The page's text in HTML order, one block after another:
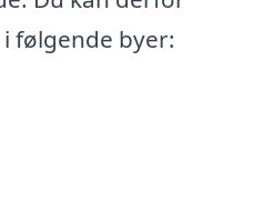
følgende byer: